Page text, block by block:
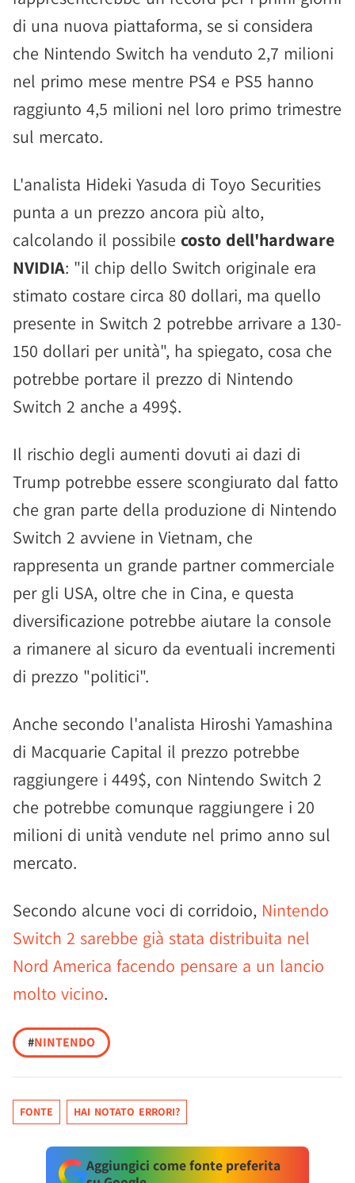
di una nuova piattaforma, se si considera
che Nintendo Switch ha venduto 2,7 milioni
nel primo mese mentre PS4 e PS5 hanno
raggiunto 4,5 milioni nel loro primo trimestre
sul mercato.
L'analista Hideki Yasuda di Toyo Securities
punta a un prezzo ancora più alto,
calcolando il possibile costo dell'hardware
NVIDIA: "il chip dello Switch originale era
stimato costare circa 80 dollari, ma quello
presente in Switch 2 potrebbe arrivare a 130-
150 dollari per unità", ha spiegato, cosa che
potrebbe portare il prezzo di Nintendo
Switch 2 anche a 499$.
Il rischio degli aumenti dovuti ai dazi di
Trump potrebbe essere scongiurato dal fatto
che gran parte della produzione di Nintendo
Switch 2 avviene in Vietnam, che
rappresenta un grande partner commerciale
per gli USA, oltre che in Cina, e questa
diversificazione potrebbe aiutare la console
a rimanere al sicuro da eventuali incrementi
di prezzo "politici".
Anche secondo l'analista Hiroshi Yamashina
di Macquarie Capital il prezzo potrebbe
raggiungere i 449$, con Nintendo Switch 2
che potrebbe comunque raggiungere i 20
milioni di unità vendute nel primo anno sul
mercato.
Secondo alcune voci di corridoio, Nintendo
Switch 2 sarebbe già stata distribuita nel
Nord America facendo pensare a un lancio
molto vicino.
#NINTENDO
FONTE HAI NOTATO ERRORI?
Aggiungici come fonte preferita